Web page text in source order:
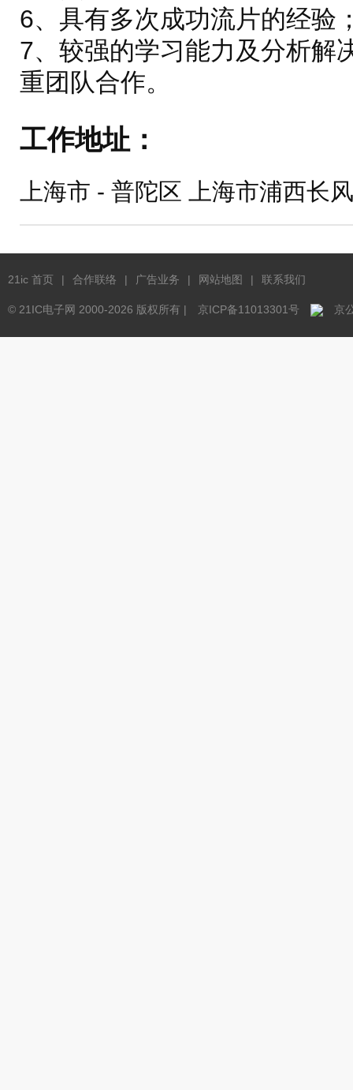
6、具有多次成功流片的经验
7、较强的学习能力及分析解
重团队合作。
工作地址：
上海市 - 普陀区 上海市浦西长
21ic 首页 | 合作联络 | 广告业务 | 网站地图 | 联系我们
© 21IC电子网 2000-2026 版权所有 | 京ICP备11013301号 京